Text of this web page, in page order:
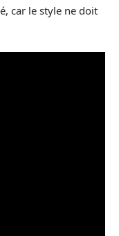
car le style ne doit